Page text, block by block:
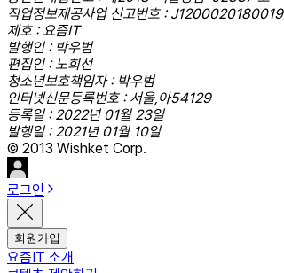
직업정보제공사업 신고번호 : J1200020180019
제호 : 요즘IT
발행인 : 박우범
편집인 : 노희선
청소년보호책임자 : 박우범
인터넷신문등록번호 : 서울,아54129
등록일 : 2022년 01월 23일
발행일 : 2021년 01월 10일
© 2013 Wishket Corp.
로그인
회원가입
요즘IT 소개